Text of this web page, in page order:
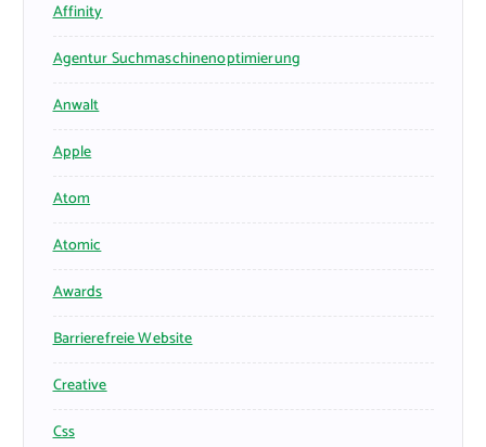
Affinity
Agentur Suchmaschinenoptimierung
Anwalt
Apple
Atom
Atomic
Awards
Barrierefreie Website
Creative
Css